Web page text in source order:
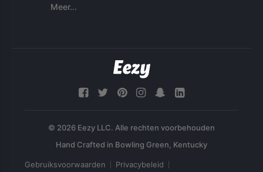
Meer...
© 2026 Eezy LLC. Alle rechten voorbehouden
Gebruiksvoorwaarden Privacybeleid